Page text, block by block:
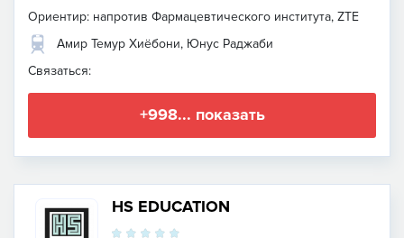
Ориентир: напротив Фармацевтического института, ZTE
Амир Темур Хиёбони, Юнус Раджаби
Связаться:
+998... показать
HS EDUCATION